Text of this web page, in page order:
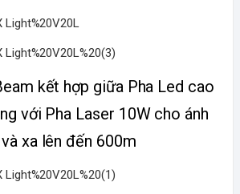
kết hợp giữa Pha Led cao
với Pha Laser 10W cho ánh
xa lên đến 600m